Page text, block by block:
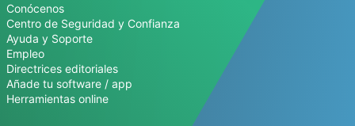
Conócenos
Centro de Seguridad y Confianza
Ayuda y Soporte
Empleo
Directrices editoriales
Añade tu software / app
Herramientas online